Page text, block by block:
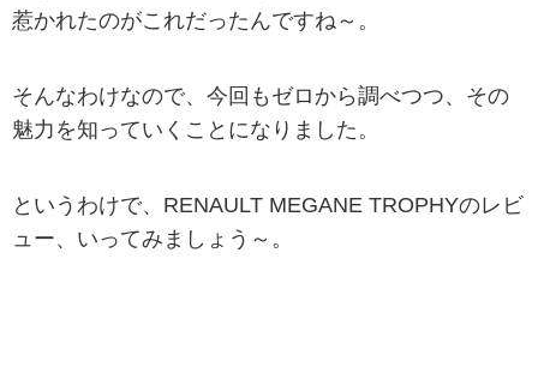
惹かれたのがこれだったんですね～。
そんなわけなので、今回もゼロから調べつつ、その
魅力を知っていくことになりました。
というわけで、RENAULT MEGANE TROPHYのレビ
ュー、いってみましょう～。